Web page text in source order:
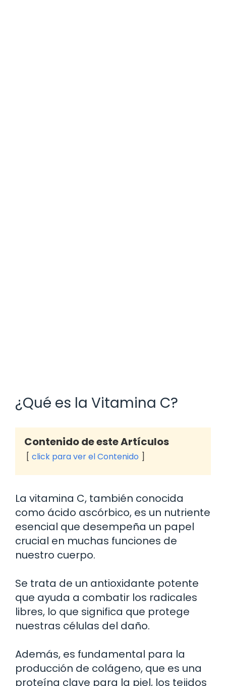
¿Qué es la Vitamina C?
Contenido de este Artículos
click para ver el Contenido
La vitamina C, también conocida
como ácido ascórbico, es un nutriente
esencial que desempeña un papel
crucial en muchas funciones de
nuestro cuerpo.
Se trata de un antioxidante potente
que ayuda a combatir los radicales
libres, lo que significa que protege
nuestras células del daño.
Además, es fundamental para la
producción de colágeno, que es una
proteína clave para la piel, los tejidos